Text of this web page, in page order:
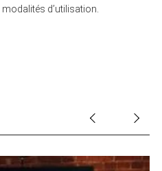
d’utilisation.